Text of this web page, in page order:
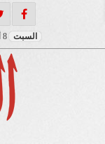
السبت 8 أغسطس 2026